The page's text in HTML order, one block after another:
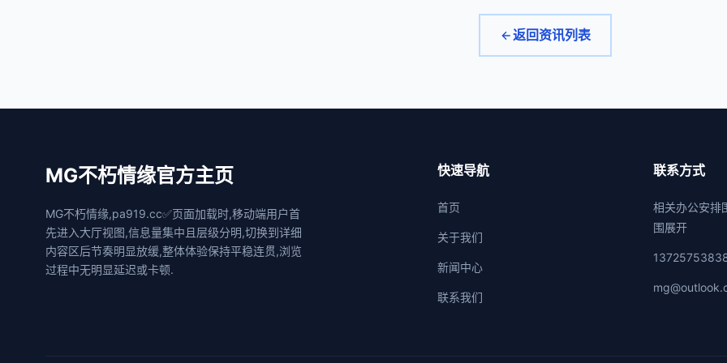
返回资讯列表
MG不朽情缘官方主页
MG不朽情缘,pa919.cc✅页面加载时,移动端用户首
先进入大厅视图,信息量集中且层级分明,切换到详细
内容区后节奏明显放缓,整体体验保持平稳连贯,浏览
过程中无明显延迟或卡顿.
快速导航
首页
关于我们
新闻中心
联系我们
联系方式
相关办公安排
围展开